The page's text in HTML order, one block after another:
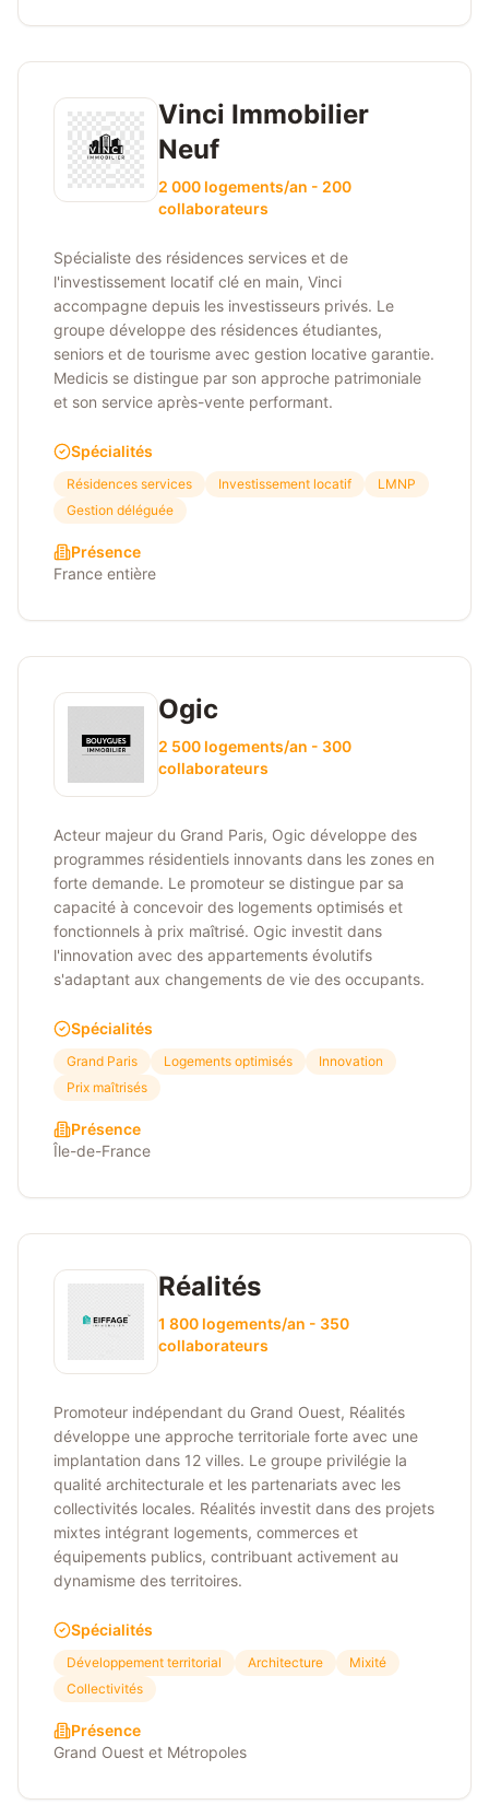
Vinci Immobilier
Neuf
2 000 logements/an - 200
collaborateurs
Spécialiste des résidences services et de
l'investissement locatif clé en main, Vinci
accompagne depuis les investisseurs privés. Le
groupe développe des résidences étudiantes,
seniors et de tourisme avec gestion locative garantie.
Medicis se distingue par son approche patrimoniale
et son service après-vente performant.
Spécialités
Résidences services Investissement locatif
LMNP
Gestion déléguée
Présence
France entière
Ogic
2 500 logements/an - 300
collaborateurs
Acteur majeur du Grand Paris, Ogic développe des
programmes résidentiels innovants dans les zones en
forte demande. Le promoteur se distingue par sa
capacité à concevoir des logements optimisés et
fonctionnels à prix maîtrisé. Ogic investit dans
l'innovation avec des appartements évolutifs
s'adaptant aux changements de vie des occupants.
Spécialités
Grand Paris Logements optimisés
Innovation
Prix maîtrisés
Présence
Île-de-France
Réalités
1 800 logements/an - 350
collaborateurs
Promoteur indépendant du Grand Ouest, Réalités
développe une approche territoriale forte avec une
implantation dans 12 villes. Le groupe privilégie la
qualité architecturale et les partenariats avec les
collectivités locales. Réalités investit dans des projets
mixtes intégrant logements, commerces et
équipements publics, contribuant activement au
dynamisme des territoires.
Spécialités
Développement territorial Architecture
Mixité
Collectivités
Présence
Grand Ouest et Métropoles